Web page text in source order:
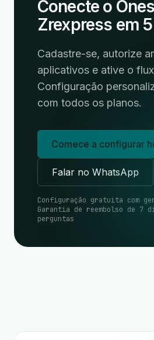
Conecte o
Zrexpress em
Cadastre-se, autorize
aplicativos e ative o
Configuração
com todos os planos.
Comece a configurar
Falar no WhatsApp
Configuração gratuita com
Garantia de reembolso de 7
perguntas